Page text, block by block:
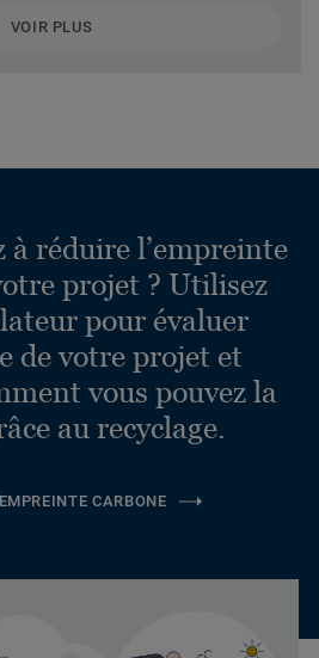
VOIR PLUS
à réduire l’empreinte
projet ? Utilisez
pour évaluer
de votre projet et
vous pouvez la
au recyclage.
CARBONE